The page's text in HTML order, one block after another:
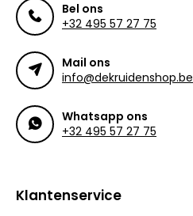
Bel ons
+32 495 57 27 75
Mail ons
info@dekruidenshop.be
Whatsapp ons
+32 495 57 27 75
Klantenservice